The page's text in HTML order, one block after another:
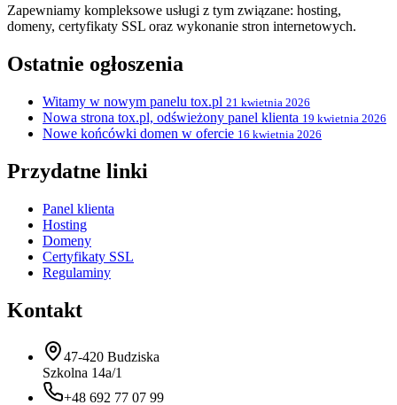
Zapewniamy kompleksowe usługi z tym związane: hosting,
domeny, certyfikaty SSL oraz wykonanie stron internetowych.
Ostatnie ogłoszenia
Witamy w nowym panelu tox.pl 21 kwietnia 2026
Nowa strona tox.pl, odświeżony panel klienta 19 kwietnia 2026
Nowe końcówki domen w ofercie 16 kwietnia 2026
Przydatne linki
Panel klienta
Hosting
Domeny
Certyfikaty SSL
Regulaminy
Kontakt
47-420 Budziska
Szkolna 14a/1
+48 692 77 07 99